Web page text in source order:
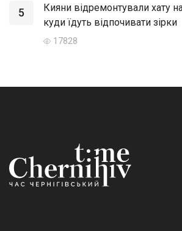
5
Кияни відремонтували хату
куди їдуть відпочивати зірки
17828